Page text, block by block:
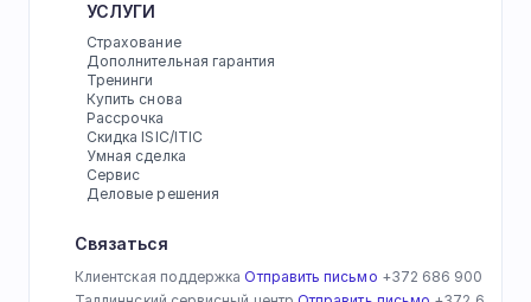
УСЛУГИ
Страхование
Дополнительная гарантия
Тренинги
Купить снова
Рассрочка
Скидка ISIC/ITIC
Умная сделка
Сервис
Деловые решения
Связаться
Клиентская поддержка Отправить письмо +372 686 9007